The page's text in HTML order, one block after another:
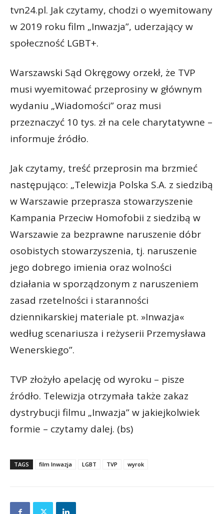
tvn24.pl. Jak czytamy, chodzi o wyemitowany
w 2019 roku film „Inwazja”, uderzający w
społeczność LGBT+.
Warszawski Sąd Okręgowy orzekł, że TVP
musi wyemitować przeprosiny w głównym
wydaniu „Wiadomości” oraz musi
przeznaczyć 10 tys. zł na cele charytatywne –
informuje źródło.
Jak czytamy, treść przeprosin ma brzmieć
następująco: „Telewizja Polska S.A. z siedzibą
w Warszawie przeprasza stowarzyszenie
Kampania Przeciw Homofobii z siedzibą w
Warszawie za bezprawne naruszenie dóbr
osobistych stowarzyszenia, tj. naruszenie
jego dobrego imienia oraz wolności
działania w sporządzonym z naruszeniem
zasad rzetelności i staranności
dziennikarskiej materiale pt. »Inwazja«
według scenariusza i reżyserii Przemysława
Wenerskiego”.
TVP złożyło apelację od wyroku – pisze
źródło. Telewizja otrzymała także zakaz
dystrybucji filmu „Inwazja” w jakiejkolwiek
formie – czytamy dalej. (bs)
TAGS film Inwazja LGBT TVP wyrok